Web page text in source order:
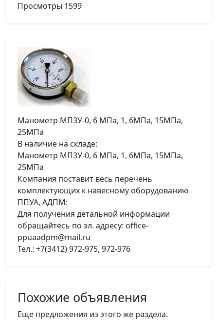
Просмотры 1599
Манометр МП3У-0, 6 МПа, 1, 6МПа, 15МПа,
25МПа
В наличие на складе:
Манометр МП3У-0, 6 МПа, 1, 6МПа, 15МПа,
25МПа
Компания поставит весь перечень
комплектующих к навесному оборудованию
ППУА, АДПМ:
Для получения детальной информации
обращайтесь по эл. адресу: office-
ppuaadpm@mail.ru
Тел.: +7(3412) 972-975, 972-976
Похожие объявления
Еще предложения из этого же раздела.